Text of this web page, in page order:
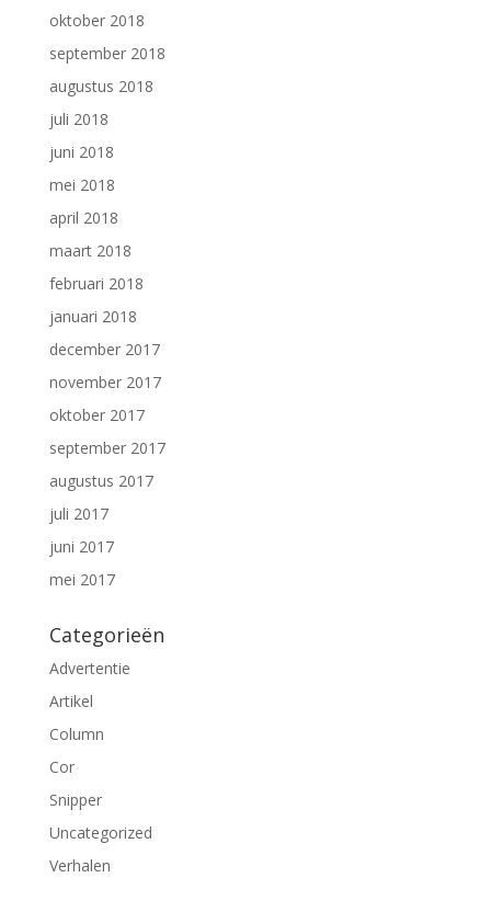
oktober 2018
september 2018
augustus 2018
juli 2018
juni 2018
mei 2018
april 2018
maart 2018
februari 2018
januari 2018
december 2017
november 2017
oktober 2017
september 2017
augustus 2017
juli 2017
juni 2017
mei 2017
Categorieën
Advertentie
Artikel
Column
Cor
Snipper
Uncategorized
Verhalen